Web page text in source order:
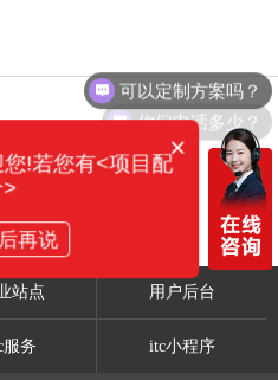
站点 用户后台
服务 itc小程序
可以定制方案吗？
你们电话多少？
×
!若您有<项目配
>
再说